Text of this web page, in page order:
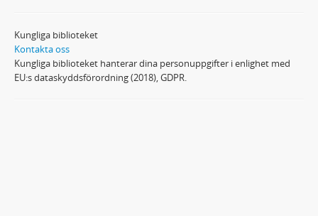
Kungliga biblioteket
Kontakta oss
Kungliga biblioteket hanterar dina personuppgifter i enlighet med
EU:s dataskyddsförordning (2018), GDPR.